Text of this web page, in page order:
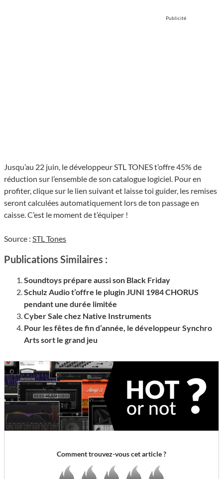
Publicité
Jusqu’au 22 juin, le développeur STL TONES t’offre 45% de
réduction sur l’ensemble de son catalogue logiciel. Pour en
profiter, clique sur le lien suivant et laisse toi guider, les remises
seront calculées automatiquement lors de ton passage en
caisse. C’est le moment de t’équiper !
Source : STL Tones
Publications Similaires :
Soundtoys prépare aussi son Black Friday
Schulz Audio t’offre le plugin JUNI 1984 CHORUS
pendant une durée limitée
Cyber Sale chez Native Instruments
Pour les fêtes de fin d’année, le développeur Synchro
Arts sort le grand jeu
Comment trouvez-vous cet article ?